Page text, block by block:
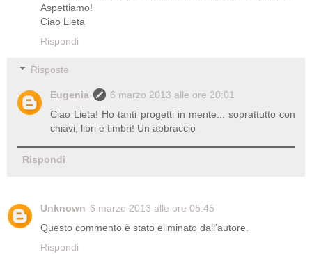
Aspettiamo!
Ciao Lieta
Rispondi
Risposte
Eugenia
6 marzo 2013 alle ore 20:01
Ciao Lieta! Ho tanti progetti in mente... soprattutto con
chiavi, libri e timbri! Un abbraccio
Rispondi
Unknown 6 marzo 2013 alle ore 05:45
Questo commento è stato eliminato dall'autore.
Rispondi